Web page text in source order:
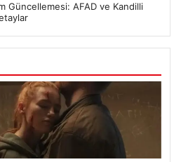
Güncellemesi: AFAD ve Kandilli